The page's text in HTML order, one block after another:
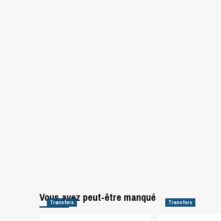
Vous avez peut-être manqué
Transfers Transfers